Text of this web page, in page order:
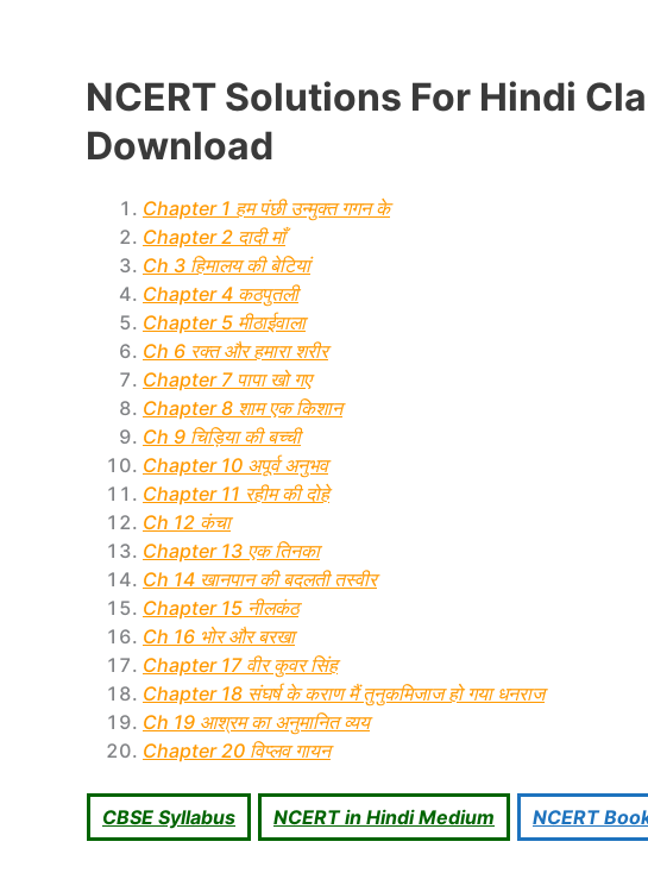
NCERT Solutions For Hindi
Download
Chapter 1 हम पंछी उन्मुक्त गगन के
Chapter 2 दादी माँ
Ch 3 हिमालय की बेटियां
Chapter 4 कठपुतली
Chapter 5 मीठाईवाला
Ch 6 रक्त और हमारा शरीर
Chapter 7 पापा खो गए
Chapter 8 शाम एक किशान
Ch 9 चिड़िया की बच्ची
Chapter 10 अपूर्व अनुभव
Chapter 11 रहीम की दोहे
Ch 12 कंचा
Chapter 13 एक तिनका
Ch 14 खानपान की बदलती तस्वीर
Chapter 15 नीलकंठ
Ch 16 भोर और बरखा
Chapter 17 वीर कुवर सिंह
Chapter 18 संघर्ष के कराण मैं तुनुकमिजाज हो गया धनराज
Ch 19 आश्रम का अनुमानित व्यय
Chapter 20 विप्लव गायन
CBSE Syllabus NCERT in Hindi Medium NCERT